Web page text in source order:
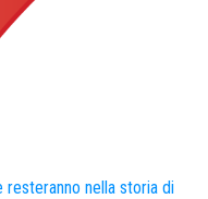
nella storia di